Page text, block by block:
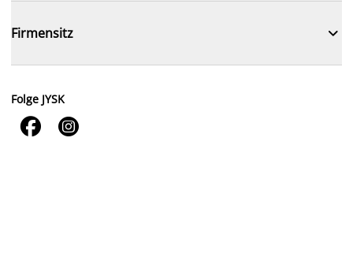
Firmensitz 
Folge JYSK
 